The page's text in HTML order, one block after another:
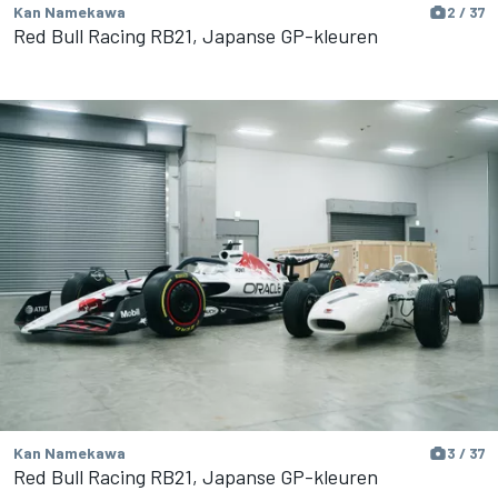
Kan Namekawa 2 / 37
Red Bull Racing RB21, Japanse GP-kleuren
Kan Namekawa 3 / 37
Red Bull Racing RB21, Japanse GP-kleuren